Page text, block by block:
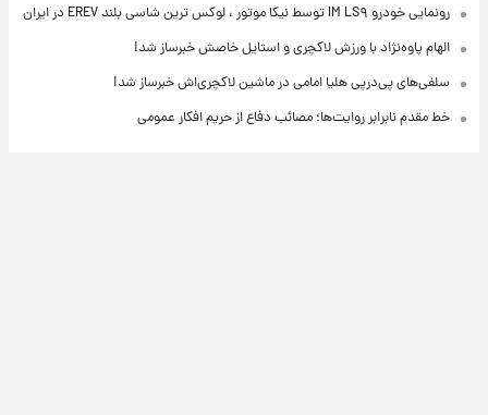
رونمایی خودرو IM LS۹ توسط نیکا موتور ، لوکس ترین شاسی بلند EREV در ایران
الهام پاوه‌نژاد با ورزش لاکچری و استایل خاصش خبرساز شد!
سلفی‌های پی‌درپی هلیا امامی در ماشین لاکچری‌اش خبرساز شد!
خط مقدم نابرابر روایت‌ها؛ مصائب دفاع از حریم افکار عمومی